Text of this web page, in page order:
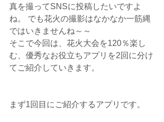
真を撮ってSNSに投稿したいですよ
ね。 でも花火の撮影はなかなか一筋縄
ではいきませんね～～
そこで今回は、花火大会を120％楽し
む、優秀なお役立ちアプリを2回に分け
てご紹介していきます。
まず1回目にご紹介するアプリです。